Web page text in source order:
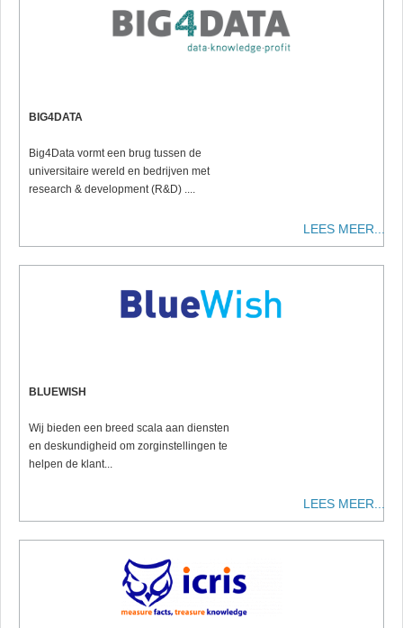
BIG4DATA
Big4Data vormt een brug tussen de
universitaire wereld en bedrijven met
research & development (R&D) ....
LEES MEER...
BLUEWISH
Wij bieden een breed scala aan diensten
en deskundigheid om zorginstellingen te
helpen de klant...
LEES MEER...